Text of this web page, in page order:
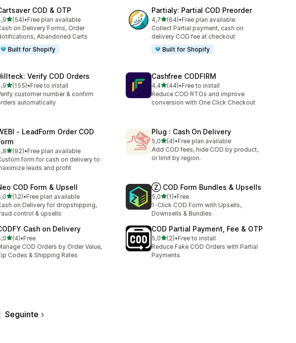
COD & OTP
de 5 estrelas
(54)
total de avaliações
•Free plan available
on Delivery Forms, Order
Abandoned Carts
Built for Shopify
Partialy: Partial COD Preorder
4,7de 5 estrelas
(64)
64 total de avaliações
•Free plan available
Collect Partial payment, cash on
delivery COD fee at checkout
Built for Shopify
Verify COD Orders
de 5 estrelas
(155)
total de avaliações
•Free to install
customer number & confirm
automatically
Cashfree CODFIRM
4,4de 5 estrelas
(44)
44 total de avaliações
•Free to install
Reduce COD RTOs and improve
conversion with One Click Checkout
‑ LeadForm Order COD
de 5 estrelas
(92)
total de avaliações
•Free plan available
form for cash on delivery to
leads and profit
Plug : Cash On Delivery
5,0de 5 estrelas
(4)
4 total de avaliações
•Free plan available
Add COD fees, hide COD by product,
or limit by region.
COD Form & Upsell
de 5 estrelas
(12)
total de avaliações
•Free plan available
on Delivery for dropshipping,
control & upsells
Ⓩ COD Form Bundles & Upsells
5,0de 5 estrelas
(1)
1 total de avaliações
•Free
1-Click COD Form with Upsells,
Downsells & Bundles
Cash on Delivery
de 5 estrelas
(4)
total de avaliações
•Free
COD Orders by Order Value,
Codes & Shipping Rates
COD Partial Payment, Fee & OTP
5,0de 5 estrelas
(2)
2 total de avaliações
•Free to install
Reduce Fake COD Orders with Partial
Payments
Seguinte